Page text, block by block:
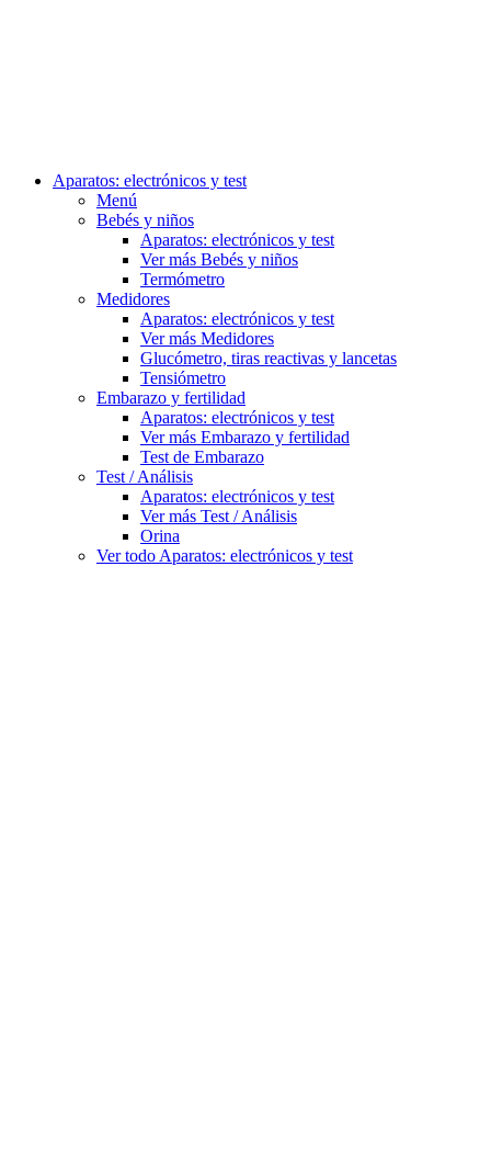
Aparatos: electrónicos y test
Menú
Bebés y niños
Aparatos: electrónicos y test
Ver más Bebés y niños
Termómetro
Medidores
Aparatos: electrónicos y test
Ver más Medidores
Glucómetro, tiras reactivas y lancetas
Tensiómetro
Embarazo y fertilidad
Aparatos: electrónicos y test
Ver más Embarazo y fertilidad
Test de Embarazo
Test / Análisis
Aparatos: electrónicos y test
Ver más Test / Análisis
Orina
Ver todo Aparatos: electrónicos y test